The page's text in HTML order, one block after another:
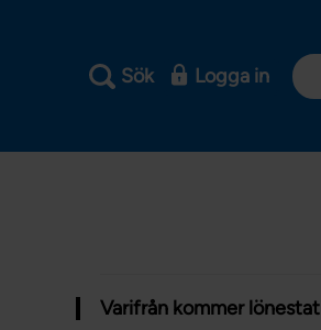
Sök Logga in
Varifrån kommer